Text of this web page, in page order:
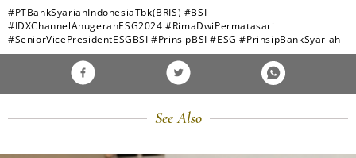
#PTBankSyariahIndonesiaTbk(BRIS) #BSI
#IDXChannelAnugerahESG2024 #RimaDwiPermatasari
#SeniorVicePresidentESGBSI #PrinsipBSI #ESG #PrinsipBankSyariah
See Also